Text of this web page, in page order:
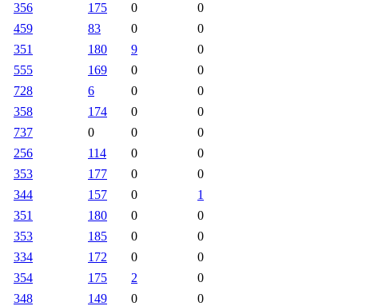
356 175 0
0
459 83 0
0
351 180 9
0
555 169 0
0
728 6 0
0
358 174 0
0
737 0 0
0
256 114 0
0
353 177 0
0
344 157 0
1
351 180 0
0
353 185 0
0
334 172 0
0
354 175 2
0
348 149 0
0